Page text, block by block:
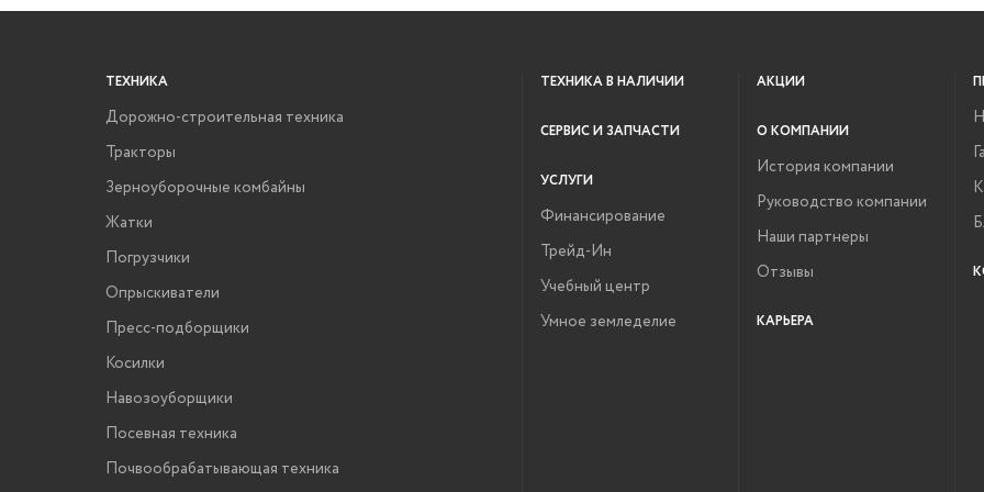
доля нержавеющей стали
ТЕХНИКА
Дорожно-строительная техника
Тракторы
Зерноуборочные комбайны
Жатки
Погрузчики
Опрыскиватели
Пресс-подборщики
Косилки
Навозоуборщики
Посевная техника
Почвообрабатывающая техника
ТЕХНИКА В НАЛИЧИИ
СЕРВИС И ЗАПЧАСТИ
УСЛУГИ
Финансирование
Трейд-Ин
Учебный центр
Умное земледелие
АКЦИИ
О КОМПАНИИ
История компании
Руководство компании
Наши партнеры
Отзывы
КАРЬЕРА